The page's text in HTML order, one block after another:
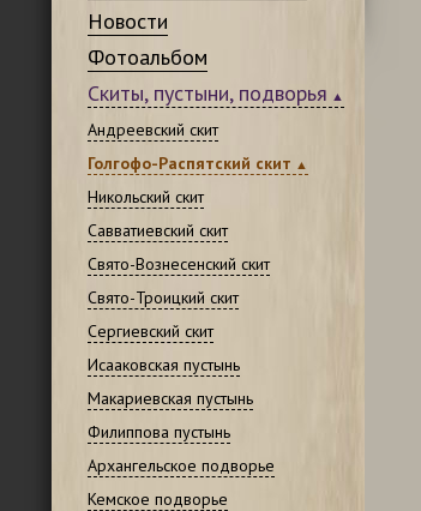
Новости
Фотоальбом
Скиты, пустыни, подворья
Андреевский скит
Голгофо-Распятский скит
Никольский скит
Савватиевский скит
Свято-Вознесенский скит
Свято-Троицкий скит
Сергиевский скит
Исааковская пустынь
Макариевская пустынь
Филиппова пустынь
Архангельское подворье
Кемское подворье